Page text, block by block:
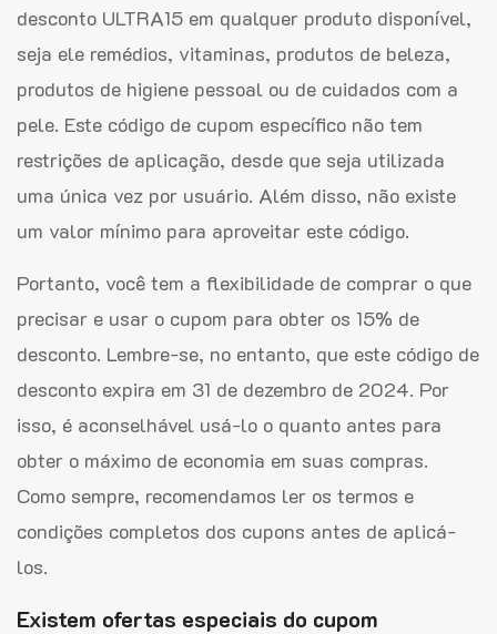
desconto ULTRA15 em qualquer produto disponível,
seja ele remédios, vitaminas, produtos de beleza,
produtos de higiene pessoal ou de cuidados com a
pele. Este código de cupom específico não tem
restrições de aplicação, desde que seja utilizada
uma única vez por usuário. Além disso, não existe
um valor mínimo para aproveitar este código.
Portanto, você tem a flexibilidade de comprar o que
precisar e usar o cupom para obter os 15% de
desconto. Lembre-se, no entanto, que este código de
desconto expira em 31 de dezembro de 2024. Por
isso, é aconselhável usá-lo o quanto antes para
obter o máximo de economia em suas compras.
Como sempre, recomendamos ler os termos e
condições completos dos cupons antes de aplicá-
los.
Existem ofertas especiais do cupom